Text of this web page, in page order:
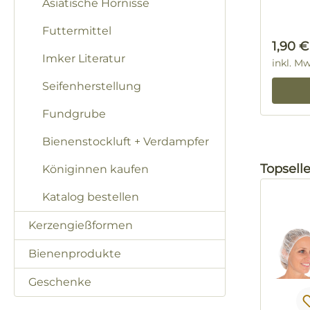
Asiatische Hornisse
Futtermittel
Imker Literatur
Seifenherstellung
Fundgrube
Bienenstockluft + Verdampfer
Königinnen kaufen
Katalog bestellen
Kerzengießformen
Bienenprodukte
Geschenke
1,90 €
inkl.